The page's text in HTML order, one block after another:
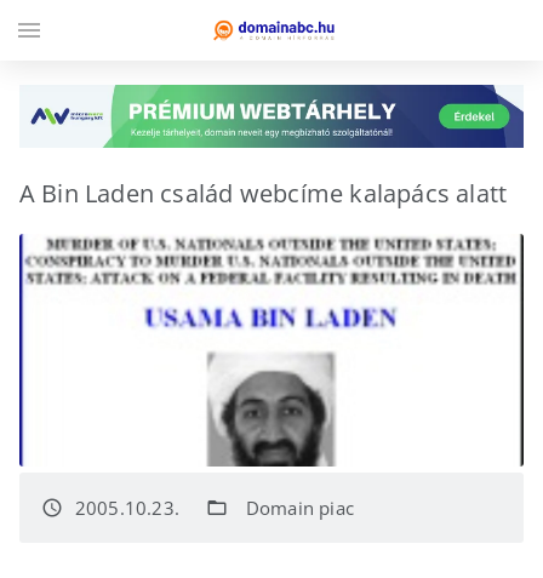
A Bin Laden család webcíme kalapács alatt
access_time 2005.10.23. folder_open Domain piac
menu